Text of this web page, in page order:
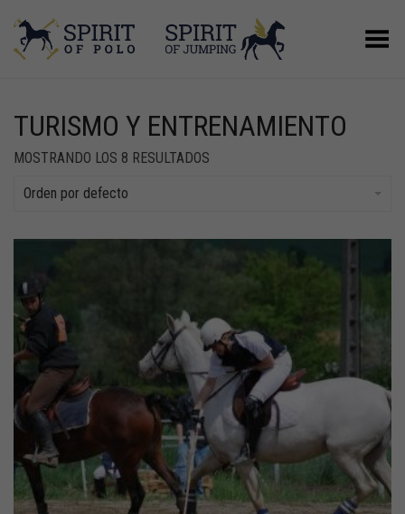
Menú
TURISMO Y ENTRENAMIENTO
MOSTRANDO LOS 8 RESULTADOS
Orden por defecto